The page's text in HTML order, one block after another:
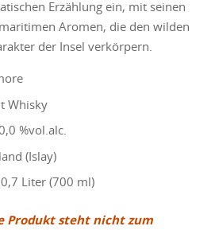
Erzählung ein, mit seinen
Aromen, die den wilden
der Insel verkörpern.
Whisky
%vol.alc.
(Islay)
Liter (700 ml)
Produkt steht nicht zum